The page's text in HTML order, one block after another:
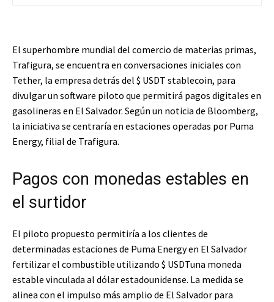
El superhombre mundial del comercio de materias primas,
Trafigura, se encuentra en conversaciones iniciales con
Tether, la empresa detrás del $ USDT stablecoin, para
divulgar un software piloto que permitirá pagos digitales en
gasolineras en El Salvador. Según un noticia de Bloomberg,
la iniciativa se centraría en estaciones operadas por Puma
Energy, filial de Trafigura.
Pagos con monedas estables en
el surtidor
El piloto propuesto permitiría a los clientes de
determinadas estaciones de Puma Energy en El Salvador
fertilizar el combustible utilizando $ USDTuna moneda
estable vinculada al dólar estadounidense. La medida se
alinea con el impulso más amplio de El Salvador para